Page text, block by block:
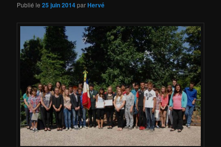
Publié le25 juin 2014parHervé